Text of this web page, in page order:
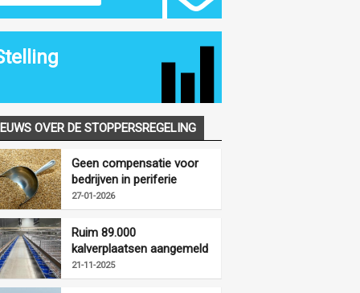
OVER DE STOPPERSREGELING
Geen compensatie voor
bedrijven in periferie
vanwege
opkoopregelingen
27-01-2026
Ruim 89.000
kalverplaatsen aangemeld
voor LBV-plus
21-11-2025